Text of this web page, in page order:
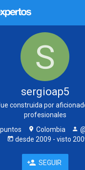
sergioap5
construida por
profesionales
Colombia
desde 2009 - visto
SEGUIR